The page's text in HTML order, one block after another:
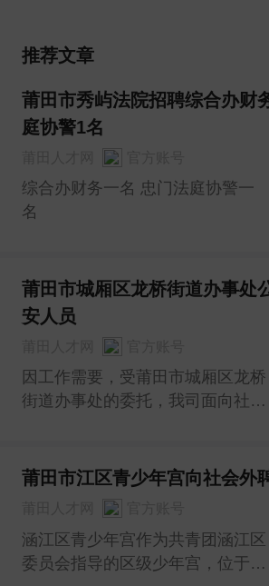
推荐文章
莆田市秀屿法院招聘综合办财
庭协警1名
综合办财务一名 忠门法庭协警一
名
莆田市城厢区龙桥街道办事处
安人员
因工作需要，受莆田市城厢区龙桥
街道办事处的委托，我司面向社会
莆田市江区青少年宫向社会外
涵江区青少年宫作为共青团涵江区
委员会指导的区级少年宫，位于涵